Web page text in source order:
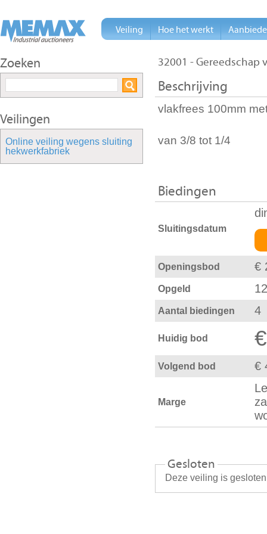
32001 - Gereedschap
Beschrijving
vlakfrees 100mm
van 3/8 tot 1/4
Biedingen
Sluitingsdatum
Openingsbod €
Opgeld
Aantal biedingen 4
Huidig bod
Volgend bod €
Marge
Gesloten
Deze veiling is
Zoeken
Veilingen
Online veiling wegens sluiting
hekwerkfabriek
Veiling Hoe het werkt